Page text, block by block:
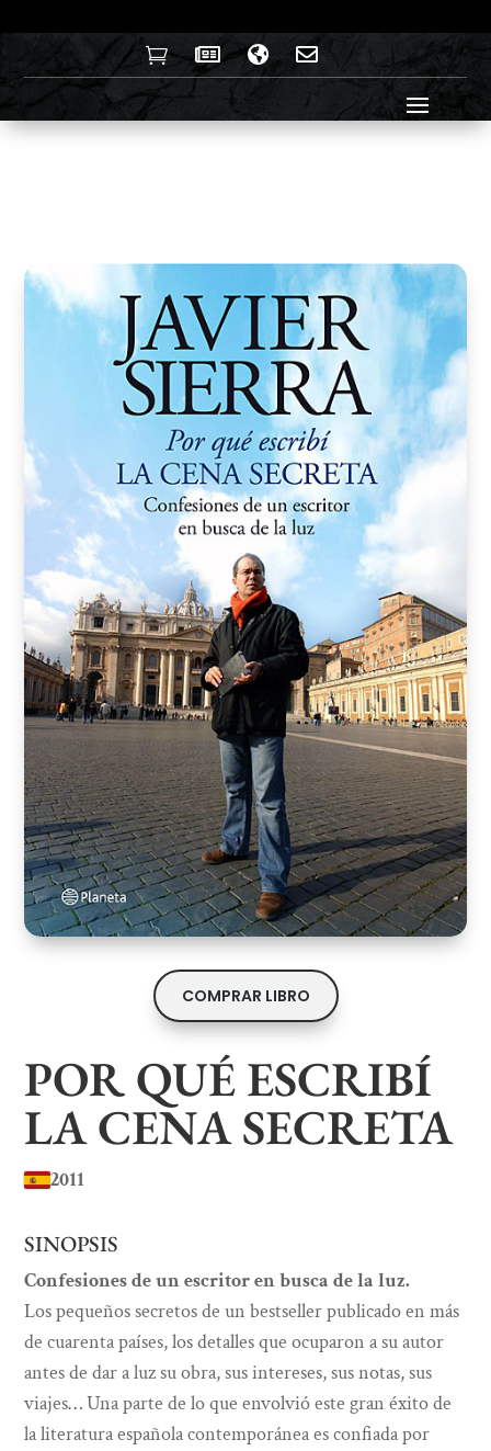
   
COMPRAR LIBRO
POR QUÉ ESCRIBÍ
LA CENA SECRETA
2011
SINOPSIS
Confesiones de un escritor en busca de la luz.
Los pequeños secretos de un bestseller publicado en más
de cuarenta países, los detalles que ocuparon a su autor
antes de dar a luz su obra, sus intereses, sus notas, sus
viajes… Una parte de lo que envolvió este gran éxito de
la literatura española contemporánea es confiada por